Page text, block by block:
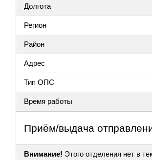
Долгота
Регион
Район
Адрес
Тип ОПС
Время работы
Приём/выдача
Внимание! Этого отделения нет в